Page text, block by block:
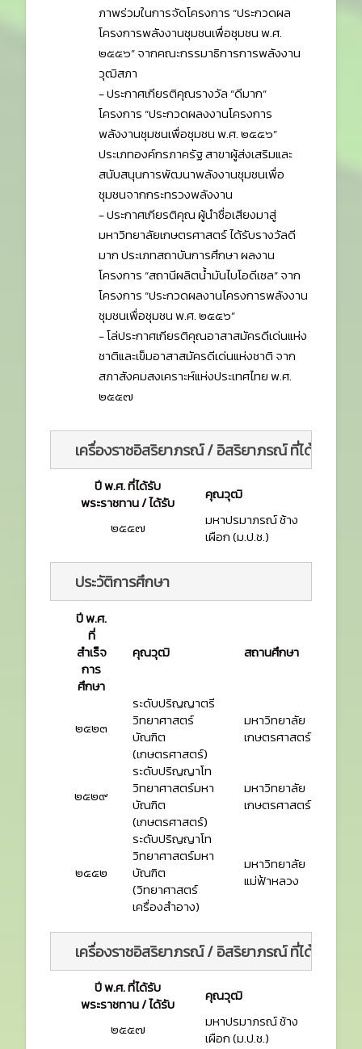
ภาพร่วมในการจัดโครงการ “ประกวดผล
โครงการพลังงานชุมชนเพื่อชุมชน พ.ศ.
๒๕๕๖” จากคณะกรรมาธิการการพลังงาน
วุฒิสภา
- ประกาศเกียรติคุณรางวัล “ดีมาก”
โครงการ “ประกวดผลงงานโครงการ
พลังงานชุมชนเพื่อชุมชน พ.ศ. ๒๕๕๖”
ประเภทองค์กรภาครัฐ สาขาผู้ส่งเสริมและ
สนับสนุนการพัฒนาพลังงานชุมชนเพื่อ
ชุมชนจากกระทรวงพลังงาน
- ประกาศเกียรติคุณ ผู้นำชื่อเสียงมาสู่
มหาวิทยาลัยเกษตรศาสตร์ ได้รับรางวัลดี
มาก ประเภทสถาบันการศึกษา ผลงาน
โครงการ “สถานีผลิตน้ำมันไบโอดีเซล” จาก
โครงการ “ประกวดผลงานโครงการพลังงาน
ชุมชนเพื่อชุมชน พ.ศ. ๒๕๕๖”
- โล่ประกาศเกียรติคุณอาสาสมัครดีเด่นแห่ง
ชาติและเข็มอาสาสมัครดีเด่นแห่งชาติ จาก
สภาสังคมสงเคราะห์แห่งประเทศไทย พ.ศ.
๒๕๕๗
เครื่องราชอิสริยาภรณ์ / อิสริยาภรณ์ ที่ได้รับ
ปี พ.ศ. ที่ได้รับ
พระราชทาน / ได้รับ
คุณวุฒิ
๒๕๕๗
มหาปรมาภรณ์ ช้าง
เผือก (ม.ป.ช.)
ประวัติการศึกษา
ปี พ.ศ.
ที่
สำเร็จ
การ
ศึกษา
คุณวุฒิ สถานศึกษา
๒๕๒๓
ระดับปริญญาตรี
วิทยาศาสตร์
บัณฑิต
(เกษตรศาสตร์)
มหาวิทยาลัย
เกษตรศาสตร์
๒๕๒๙
ระดับปริญญาโท
วิทยาศาสตร์มหา
บัณฑิต
(เกษตรศาสตร์)
มหาวิทยาลัย
เกษตรศาสตร์
๒๕๕๒
ระดับปริญญาโท
วิทยาศาสตร์มหา
บัณฑิต
(วิทยาศาสตร์
เครื่องสำอาง)
มหาวิทยาลัย
แม่ฟ้าหลวง
เครื่องราชอิสริยาภรณ์ / อิสริยาภรณ์ ที่ได้รับ
ปี พ.ศ. ที่ได้รับ
พระราชทาน / ได้รับ
คุณวุฒิ
๒๕๕๗
มหาปรมาภรณ์ ช้าง
เผือก (ม.ป.ช.)